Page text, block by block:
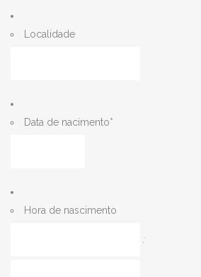
Localidade
Data de nacimento*
AAAA
Hora de nascimento
: